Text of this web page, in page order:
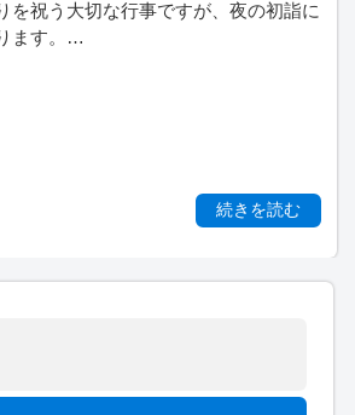
を祝う大切な行事ですが、夜の初詣に
ます。…
続きを読む